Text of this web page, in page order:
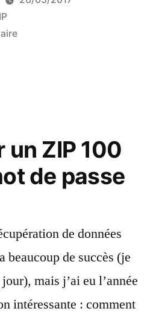
:
sur
Akai
un ZIP 100
de passe
de données
beaucoup de succès (je
mais j’ai eu l’année
intéressante : comment